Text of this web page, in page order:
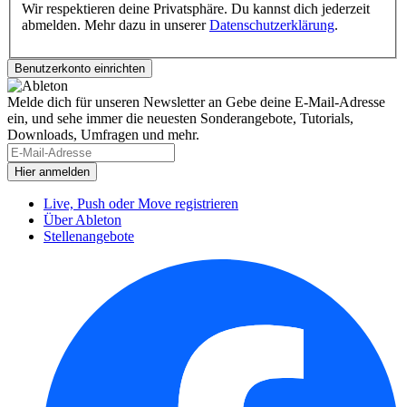
Wir respektieren deine Privatsphäre. Du kannst dich jederzeit
abmelden. Mehr dazu in unsererDatenschutzerklärung.
Melde dich für unseren Newsletter an Gebe deine E-Mail-Adresse
ein, und sehe immer die neuesten Sonderangebote, Tutorials,
Downloads, Umfragen und mehr.
Live, Push oder Move registrieren
Über Ableton
Stellenangebote